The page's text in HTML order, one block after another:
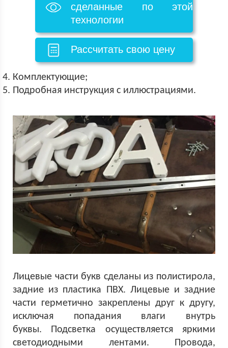
сделанные по этой
технологии
Рассчитать свою цену
Комплектующие;
Подробная инструкция с иллюстрациями.
Лицевые части букв сделаны из полистирола,
задние из пластика ПВХ. Лицевые и задние
части герметично закреплены друг к другу,
исключая попадания влаги внутрь
буквы. Подсветка осуществляется яркими
светодиодными лентами. Провода,